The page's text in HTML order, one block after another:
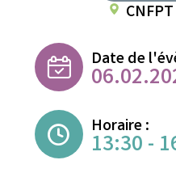
Date de
Horaire :
13:30 -